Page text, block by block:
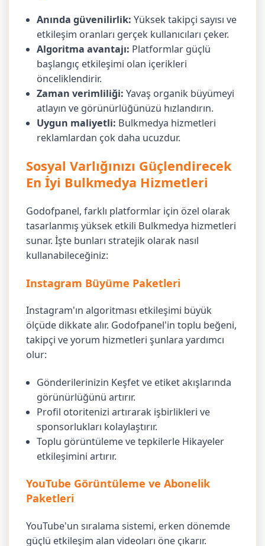
Anında güvenilirlik: Yüksek takipçi sayısı ve
etkileşim oranları gerçek kullanıcıları çeker.
Algoritma avantajı: Platformlar güçlü
başlangıç etkileşimi olan içerikleri
önceliklendirir.
Zaman verimliliği: Yavaş organik büyümeyi
atlayın ve görünürlüğünüzü hızlandırın.
Uygun maliyetli: Bulkmedya hizmetleri
reklamlardan çok daha ucuzdur.
Sosyal Varlığınızı Güçlendirecek
En İyi Bulkmedya Hizmetleri
Godofpanel, farklı platformlar için özel olarak
tasarlanmış yüksek etkili Bulkmedya hizmetleri
sunar. İşte bunları stratejik olarak nasıl
kullanabileceğiniz:
Instagram Büyüme Paketleri
Instagram'ın algoritması etkileşimi büyük
ölçüde dikkate alır. Godofpanel'in toplu beğeni,
takipçi ve yorum hizmetleri şunlara yardımcı
olur:
Gönderilerinizin Keşfet ve etiket akışlarında
görünürlüğünü artırır.
Profil otoritenizi artırarak işbirlikleri ve
sponsorlukları kolaylaştırır.
Toplu görüntüleme ve tepkilerle Hikayeler
etkileşimini artırır.
YouTube Görüntüleme ve Abonelik
Paketleri
YouTube'un sıralama sistemi, erken dönemde
güçlü etkileşim alan videoları öne çıkarır.